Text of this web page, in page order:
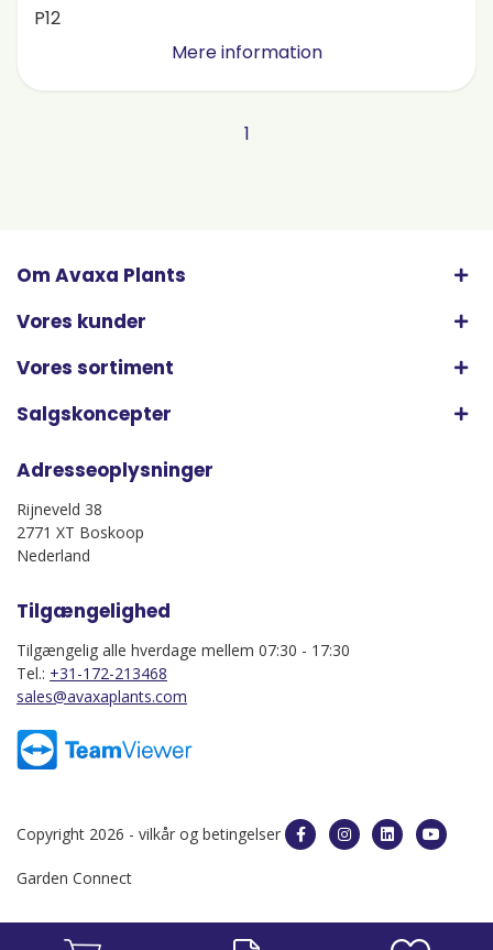
P12
Mere information
1
Om Avaxa Plants
Vores kunder
Vores sortiment
Salgskoncepter
Adresseoplysninger
Rijneveld 38
2771 XT Boskoop
Nederland
Tilgængelighed
Tilgængelig alle hverdage mellem 07:30 - 17:30
Tel.: +31-172-213468
sales@avaxaplants.com
Copyright 2026 - vilkår og betingelser
Garden Connect